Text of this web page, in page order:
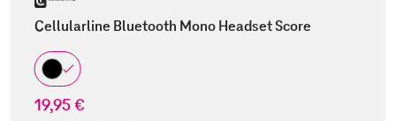
Cellularline Bluetooth Mono Headset Score
19,95 €